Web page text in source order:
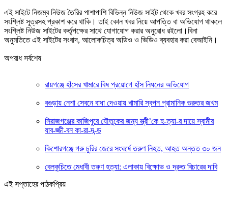
এই সাইটে নিজম্ব নিউজ তৈরির পাশাপাশি বিভিন্ন নিউজ সাইট থেকে খবর সংগ্রহ করে
সংশ্লিষ্ট সূত্রসহ প্রকাশ করে থাকি। তাই কোন খবর নিয়ে আপত্তি বা অভিযোগ থাকলে
সংশ্লিষ্ট নিউজ সাইটের কর্তৃপক্ষের সাথে যোগাযোগ করার অনুরোধ রইলো।বিনা
অনুমতিতে এই সাইটের সংবাদ, আলোকচিত্র অডিও ও ভিডিও ব্যবহার করা বেআইনি।
অপরাধ সর্বশেষ
রায়গঞ্জে হাঁসের খামারে বিষ প্রয়োগে হাঁস নিধনের অভিযোগ
বগুড়ায় নেশা সেবনে বাধা দেওয়ায় খামারি স্বপন প্রামানিক গুরুতর জখম
সিরাজগঞ্জের কাজিপুরে যৌতুকের জন্য স্ত্রী’কে হ-ত্যা-র দায়ে স্বামীর
যাব-জ্জী-বন কা-রা-দ-ন্ড
কিশোরগঞ্জে গরু চুরির জেরে সংঘর্ষে তরুণ নিহত, আহত অন্তত ৩০ জন
বেলকুচিতে মেধাবী তরুণ হত্যা: এলাকায় বিক্ষোভ ও দ্রুত বিচারের দাবি
এই সপ্তাহের পাঠকপ্রিয়